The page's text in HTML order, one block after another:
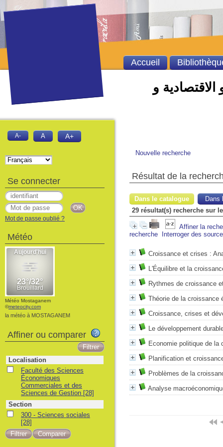
الاقتصادية و
Nouvelle recherche
Résultat de la
Dans le catalogue
Dans
29 résultat(s) recherche sur
Affiner la
recherche
Interroger des
Croissance et crises :
L'Équilibre et la
Rythmes de croissance
Théorie de la croissance
Croissance, crises et
Le développement
Economie politique de la
Planification et
Problèmes de la
Analyse
Accueil
A- A A+
Se connecter
Mot de passe oublié ?
Météo
Météo Mostaganem
©meteocity.com
la météo à MOSTAGANEM
Affiner ou comparer
Localisation
Faculté des Sciences
Économiques
Commerciales et des
Sciences de Gestion [28]
Section
300 - Sciences sociales
[28]